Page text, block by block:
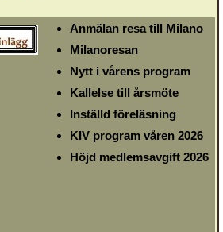
Anmälan resa till Milano
Milanoresan
Nytt i vårens program
Kallelse till årsmöte
Inställd föreläsning
KIV program våren 2026
Höjd medlemsavgift 2026